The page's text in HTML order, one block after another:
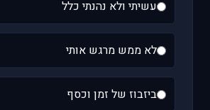
עשיתי ולא נהנתי כלל
לא ממש מרגש אותי
ביזבוז של זמן וכסף